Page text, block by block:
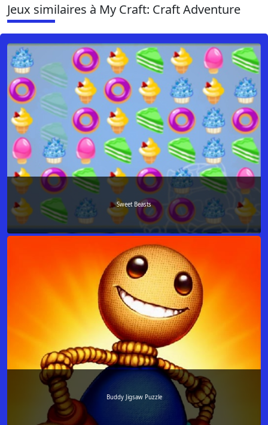
Jeux similaires à My Craft: Craft Adventure
Sweet Beasts
Buddy Jigsaw Puzzle